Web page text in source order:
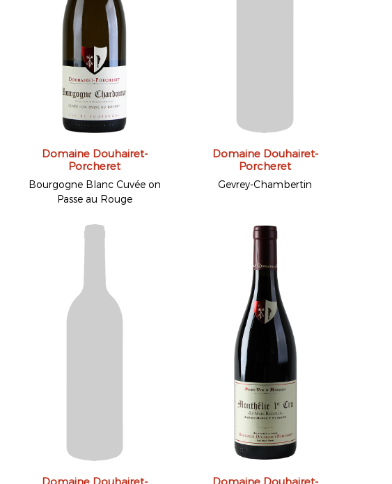
Domaine Douhairet-
Porcheret
Bourgogne Blanc Cuvée on
Passe au Rouge
Domaine Douhairet-
Porcheret
Gevrey-Chambertin
Domaine Douhairet-
Domaine Douhairet-